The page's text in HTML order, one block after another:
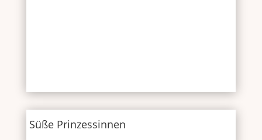
Süße Prinzessinnen